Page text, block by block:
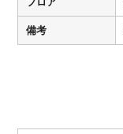
備考